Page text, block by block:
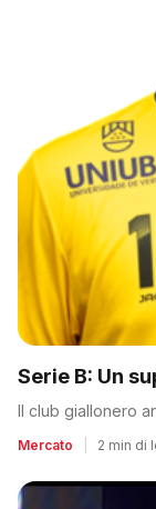
Serie B: Un
Il club giallonero
Mercato 2 min di